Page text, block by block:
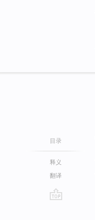
目录
释义
翻译